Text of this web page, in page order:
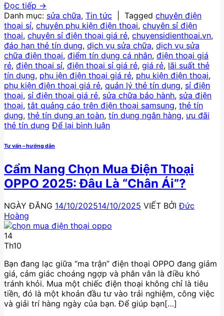
Đọc tiếp →
Danh mục: sửa chữa, Tin tức Tagged chuyên điện
thoại sỉ, chuyên phụ kiện điện thoại, chuyên sỉ điện
thoại, chuyên sỉ điện thoại giá rẻ, chuyensidienthoai.vn,
đáo hạn thẻ tín dụng, dịch vụ sửa chữa, dịch vụ sửa
chữa điện thoại, điểm tín dụng cá nhân, điện thoại giá
rẻ, điện thoại sỉ, điện thoại sỉ giá rẻ, giá rẻ, lãi suất thẻ
tín dụng, phụ iện điện thoại giá rẻ, phụ kiện điện thoại,
phụ kiện điện thoại giá rẻ, quản lý thẻ tín dụng, sỉ điện
thoại, sỉ điện thoại giá rẻ, sửa chữa bảo hành, sửa điện
thoại, tắt quảng cáo trên điện thoại samsung, thẻ tín
dụng, thẻ tín dụng an toàn, tín dụng ngân hàng, ưu đãi
thẻ tín dụng Để lại bình luận
Tư vấn – hướng dẫn
Cẩm Nang Chọn Mua Điện Thoại
OPPO 2025: Đâu Là “Chân Ái”?
NGÀY ĐĂNG 14/10/202514/10/2025 VIẾT BỞIĐức
Hoàng
14
Th10
Bạn đang lạc giữa “ma trận” điện thoại OPPO đang giảm
giá, cảm giác choáng ngợp và phân vân là điều khó
tránh khỏi. Mua một chiếc điện thoại không chỉ là tiêu
tiền, đó là một khoản đầu tư vào trải nghiệm, công việc
và giải trí hàng ngày của bạn. Để giúp bạn[…]